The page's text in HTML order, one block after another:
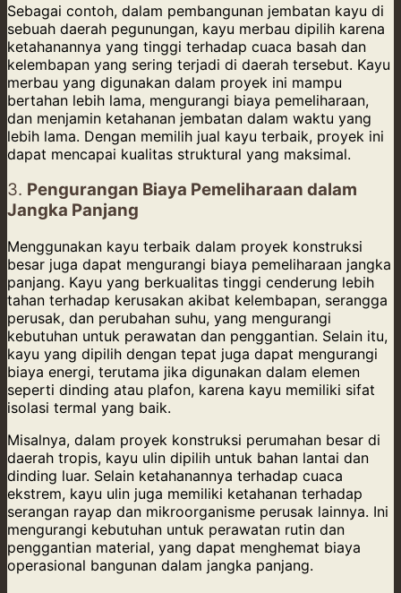
Sebagai contoh, dalam pembangunan jembatan kayu di
sebuah daerah pegunungan, kayu merbau dipilih karena
ketahanannya yang tinggi terhadap cuaca basah dan
kelembapan yang sering terjadi di daerah tersebut. Kayu
merbau yang digunakan dalam proyek ini mampu
bertahan lebih lama, mengurangi biaya pemeliharaan,
dan menjamin ketahanan jembatan dalam waktu yang
lebih lama. Dengan memilih jual kayu terbaik, proyek ini
dapat mencapai kualitas struktural yang maksimal.
3. Pengurangan Biaya Pemeliharaan dalam
Jangka Panjang
Menggunakan kayu terbaik dalam proyek konstruksi
besar juga dapat mengurangi biaya pemeliharaan jangka
panjang. Kayu yang berkualitas tinggi cenderung lebih
tahan terhadap kerusakan akibat kelembapan, serangga
perusak, dan perubahan suhu, yang mengurangi
kebutuhan untuk perawatan dan penggantian. Selain itu,
kayu yang dipilih dengan tepat juga dapat mengurangi
biaya energi, terutama jika digunakan dalam elemen
seperti dinding atau plafon, karena kayu memiliki sifat
isolasi termal yang baik.
Misalnya, dalam proyek konstruksi perumahan besar di
daerah tropis, kayu ulin dipilih untuk bahan lantai dan
dinding luar. Selain ketahanannya terhadap cuaca
ekstrem, kayu ulin juga memiliki ketahanan terhadap
serangan rayap dan mikroorganisme perusak lainnya. Ini
mengurangi kebutuhan untuk perawatan rutin dan
penggantian material, yang dapat menghemat biaya
operasional bangunan dalam jangka panjang.